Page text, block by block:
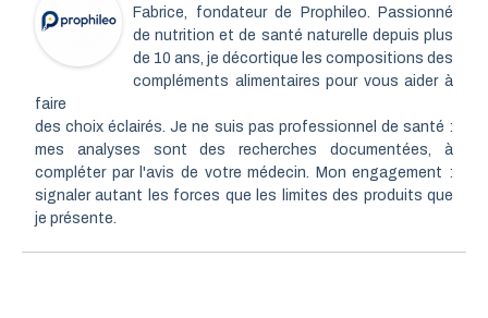
Fabrice, fondateur de Prophileo. Passionné
de nutrition et de santé naturelle depuis plus
de 10 ans, je décortique les compositions des
compléments alimentaires pour vous aider à
faire
des choix éclairés. Je ne suis pas professionnel de santé :
mes analyses sont des recherches documentées, à
compléter par l'avis de votre médecin. Mon engagement :
signaler autant les forces que les limites des produits que
je présente.